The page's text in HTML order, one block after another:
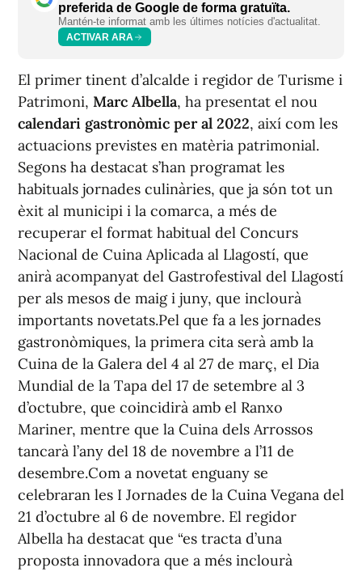
preferida de Google de forma gratuïta.
Mantén-te informat amb les últimes notícies d'actualitat.
ACTIVAR ARA
El primer tinent d’alcalde i regidor de Turisme i
Patrimoni, Marc Albella, ha presentat el nou
calendari gastronòmic per al 2022, així com les
actuacions previstes en matèria patrimonial.
Segons ha destacat s’han programat les
habituals jornades culinàries, que ja són tot un
èxit al municipi i la comarca, a més de
recuperar el format habitual del Concurs
Nacional de Cuina Aplicada al Llagostí, que
anirà acompanyat del Gastrofestival del Llagostí
per als mesos de maig i juny, que inclourà
importants novetats.Pel que fa a les jornades
gastronòmiques, la primera cita serà amb la
Cuina de la Galera del 4 al 27 de març, el Dia
Mundial de la Tapa del 17 de setembre al 3
d’octubre, que coincidirà amb el Ranxo
Mariner, mentre que la Cuina dels Arrossos
tancarà l’any del 18 de novembre a l’11 de
desembre.Com a novetat enguany se
celebraran les I Jornades de la Cuina Vegana del
21 d’octubre al 6 de novembre. El regidor
Albella ha destacat que “es tracta d’una
proposta innovadora que a més inclourà